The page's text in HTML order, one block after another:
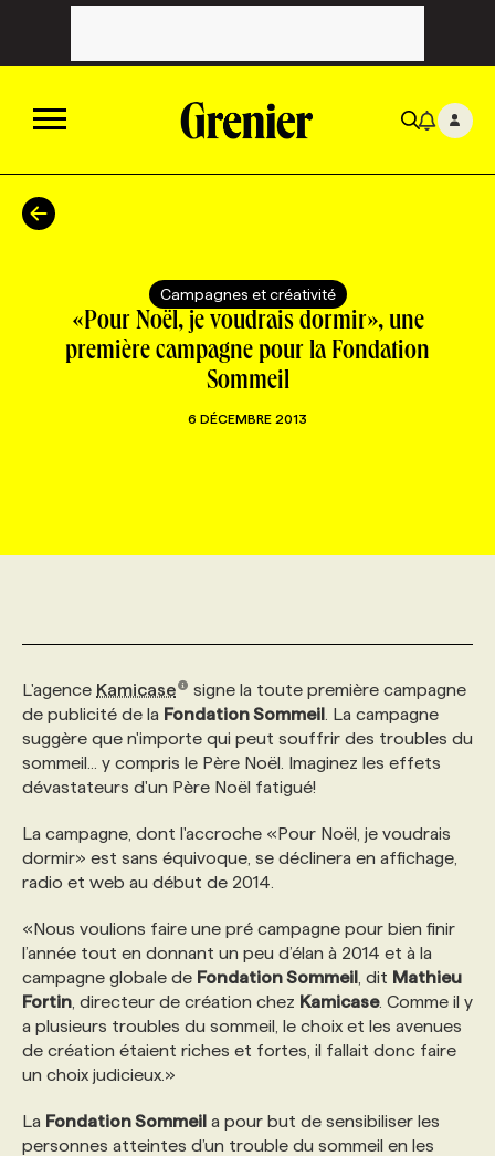
ACTUALITÉS
CATÉGORIES
TOUTES LES CATÉGORIES
CAMPAGNES ET CRÉATIVITÉ
NOUVEAUX MANDATS
INITIATIVES NUMÉRIQUES
PRIX ET DISTINCTIONS
TENDANCES
CHRONIQUES
TOUTES LES CHRONIQUES
MARKETING ET COMMUNICATION
MARKETING DURABLE
GEO/SEO
ÉVÉNEMENTIEL
FORFAITS ABONNEMENT
VOIR TOUTES LES PARUTIONS
INFOLETTRES
INFOLETTRE EN BREF
BULLETIN RECRUTEMENT
ANNONCEZ AVEC NOUS
AFFICHEZ UN POSTE / TARIFS
PROFIL ENTREPRISE
FAQ
ANNONCEZ AVEC NOUS
CANDIDAT
PROFIL CANDIDAT
NOS CONFÉRENCES
ANNONCEZ AVEC NOUS
FORMATIONS
NOS PARCOURS DE FORMATIONS
FORMATIONS PERSONNALISÉES
NOS FORMATEUR‧RICES
NOS TARIFS
PROGRAMMES DE SUBVENTIONS
FAQ
SERVICE DE CHASSE DE TÊTE
NOS TARIFS
NOS EXPERTISES
ANNONCEZ AVEC NOUS
Campagnes et créativité
«Pour Noël, je voudrais dormir», une
première campagne pour la Fondation
Sommeil
6 DÉCEMBRE 2013
L'agence Kamicase
signe la toute première campagne
de publicité de la Fondation Sommeil . La campagne
suggère que n'importe qui peut souffrir des troubles du
sommeil... y compris le Père Noël. Imaginez les effets
dévastateurs d'un Père Noël fatigué!
La campagne, dont l'accroche «Pour Noël, je voudrais
dormir» est sans équivoque, se déclinera en affichage,
radio et web au début de 2014.
«Nous voulions faire une pré campagne pour bien finir
l’année tout en donnant un peu d’élan à 2014 et à la
campagne globale de Fondation Sommeil , dit Mathieu
Fortin , directeur de création chez Kamicase. Comme il y
a plusieurs troubles du sommeil, le choix et les avenues
de création étaient riches et fortes, il fallait donc faire
un choix judicieux.»
La Fondation Sommeil a pour but de sensibiliser les
personnes atteintes d’un trouble du sommeil en les